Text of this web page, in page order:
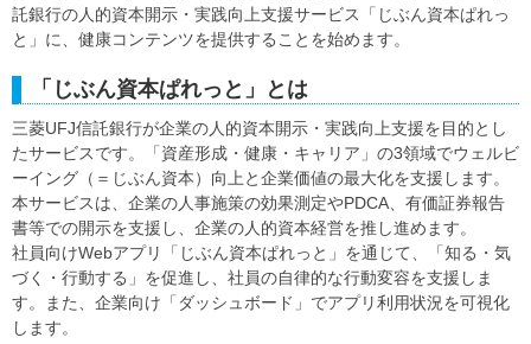
託銀行の人的資本開示・実践向上支援サービス「じぶん資本ぱれっ
と」に、健康コンテンツを提供することを始めます。
「じぶん資本ぱれっと」とは
三菱UFJ信託銀行が企業の人的資本開示・実践向上支援を目的とし
たサービスです。「資産形成・健康・キャリア」の3領域でウェルビ
ーイング（＝じぶん資本）向上と企業価値の最大化を支援します。
本サービスは、企業の人事施策の効果測定やPDCA、有価証券報告
書等での開示を支援し、企業の人的資本経営を推し進めます。
社員向けWebアプリ「じぶん資本ぱれっと」を通じて、「知る・気
づく・行動する」を促進し、社員の自律的な行動変容を支援しま
す。また、企業向け「ダッシュボード」でアプリ利用状況を可視化
します。